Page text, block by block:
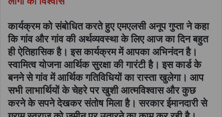
कार्यक्रम को संबोधित करते हुए एमएलसी अनूप गुप्ता ने कहा
कि गांव और गांव की अर्थव्यवस्था के लिए आज का दिन बहुत
ही ऐतिहासिक है। इस कार्यक्रम में आपका अभिनंदन है।
स्वामित्व योजना आर्थिक सुरक्षा की गारंटी है। इस कार्ड के
बनने से गांव में आर्थिक गतिविधियों का रास्ता खुलेगा। आप
सभी लाभार्थियों के चेहरे पर खुशी आत्मविश्वास और कुछ
करने के सपने देखकर संतोष मिला है। सरकार ईमानदारी से